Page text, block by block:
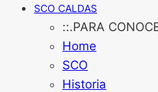
SCO CALDAS
::.PARA
Home
SCO
Historia